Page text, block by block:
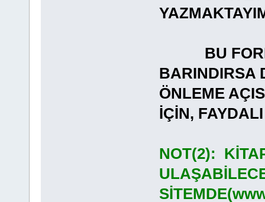
BU
BARINDIRSA
ÖNLEME
İÇİN,
NOT(2):
SİTEMDE(